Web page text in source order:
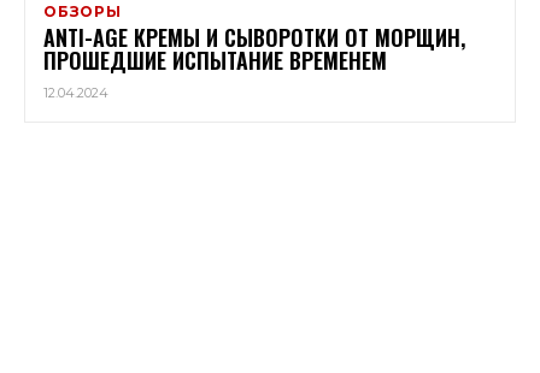
ОБЗОРЫ
ANTI-AGE КРЕМЫ И СЫВОРОТКИ ОТ МОРЩИН,
ПРОШЕДШИЕ ИСПЫТАНИЕ ВРЕМЕНЕМ
12.04.2024